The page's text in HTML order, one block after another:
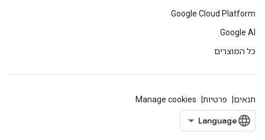
Google Cloud Platform
Google AI
כל המוצרים
תנאים פרטיות Manage cookies